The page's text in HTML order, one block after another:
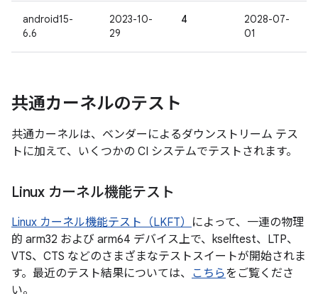
android15-
6.6
2023-10-
29
4
2028-07-
01
共通カーネルのテスト
共通カーネルは、ベンダーによるダウンストリーム テス
トに加えて、いくつかの CI システムでテストされます。
Linux カーネル機能テスト
Linux カーネル機能テスト（LKFT） によって、一連の物理
的 arm32 および arm64 デバイス上で、kselftest、LTP、
VTS、CTS などのさまざまなテストスイートが開始されま
す。最近のテスト結果については、 こちらをご覧くださ
い。